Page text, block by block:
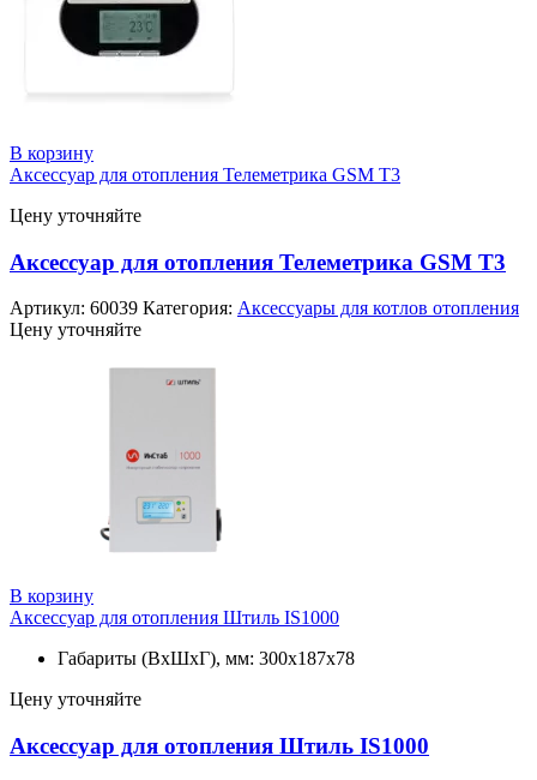
В корзину
Аксессуар для отопления Телеметрика GSM Т3
Цену уточняйте
Аксессуар для отопления Телеметрика GSM Т3
Артикул: 60039 Категория: Аксессуары для котлов отопления
Цену уточняйте
В корзину
Аксессуар для отопления Штиль IS1000
Габариты (ВхШхГ), мм: 300х187х78
Цену уточняйте
Аксессуар для отопления Штиль IS1000